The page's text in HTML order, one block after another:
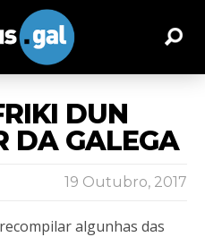
DUN
DA GALEGA
19 Outubro, 2017
algunhas das